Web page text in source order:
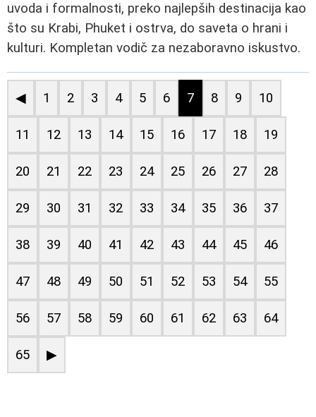
uvoda i formalnosti, preko najlepših destinacija kao
što su Krabi, Phuket i ostrva, do saveta o hrani i
kulturi. Kompletan vodič za nezaboravno iskustvo.
◀ 1 2 3 4 5 6 7 8 9 10
11 12 13 14 15 16 17 18 19
20 21 22 23 24 25 26 27 28
29 30 31 32 33 34 35 36 37
38 39 40 41 42 43 44 45 46
47 48 49 50 51 52 53 54 55
56 57 58 59 60 61 62 63 64
65 ▶